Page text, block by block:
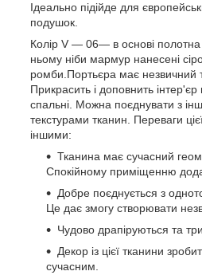
Ідеально підійде для
подушок.
Колір V — 06— в основі полотна
ньому ніби мармур нанесені
ромби.Портьєра має незвичний
Прикрасить і доповнить інтер'єр
спальні. Можна поєднувати з
текстурами тканин. Переваги
іншими:
Тканина має сучасний
Спокійному приміщенню
Добре поєднується з
Це дає змогу створювати
Чудово драпіруються та
Декор із цієї тканини
сучасним.